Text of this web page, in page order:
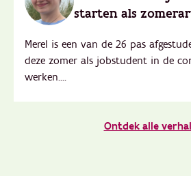
starten als
Merel is een van de 26 pas
deze zomer als jobstudent in de
werken....
Ontdek alle